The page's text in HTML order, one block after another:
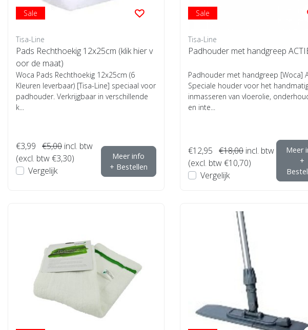
Sale
Tisa-Line
Pads Rechthoekig 12x25cm (klik hier v
oor de maat)
Woca Pads Rechthoekig 12x25cm (6
Kleuren leverbaar) [Tisa-Line] speciaal voor
padhouder. Verkrijgbaar in verschillende
k...
€3,99 €5,00 incl. btw
(excl. btw €3,30)
Vergelijk
Meer info
+ Bestellen
Sale
Tisa-Line
Padhouder met handgreep
Padhouder met handgreep [Woca]
Speciale houder voor het
inmasseren van vloerolie,
en inte...
€12,95 €18,00 incl. btw
(excl. btw €10,70)
Vergelijk
Meer
+